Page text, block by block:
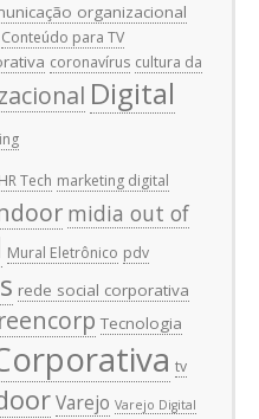
organizacional
Conteúdo para TV
coronavírus cultura da
Digital
HR Tech marketing digital
midia out of
Mural Eletrônico pdv
rede social corporativa
Tecnologia
tv
Varejo Varejo Digital